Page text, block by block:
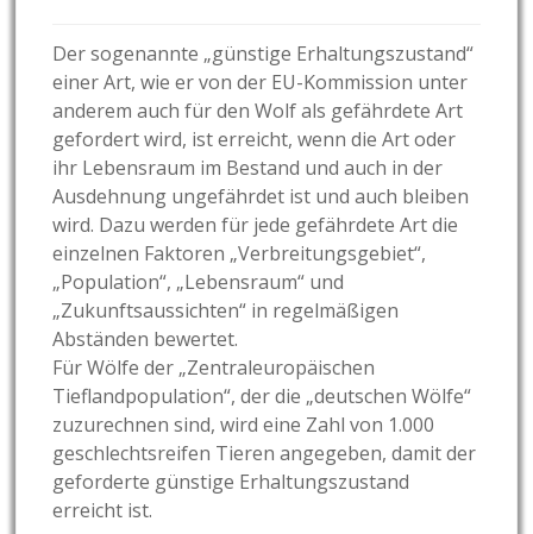
Der sogenannte „günstige Erhaltungszustand“
einer Art, wie er von der EU-Kommission unter
anderem auch für den Wolf als gefährdete Art
gefordert wird, ist erreicht, wenn die Art oder
ihr Lebensraum im Bestand und auch in der
Ausdehnung ungefährdet ist und auch bleiben
wird. Dazu werden für jede gefährdete Art die
einzelnen Faktoren „Verbreitungsgebiet“,
„Population“, „Lebensraum“ und
„Zukunftsaussichten“ in regelmäßigen
Abständen bewertet.
Für Wölfe der „Zentraleuropäischen
Tieflandpopulation“, der die „deutschen Wölfe“
zuzurechnen sind, wird eine Zahl von 1.000
geschlechtsreifen Tieren angegeben, damit der
geforderte günstige Erhaltungszustand
erreicht ist.